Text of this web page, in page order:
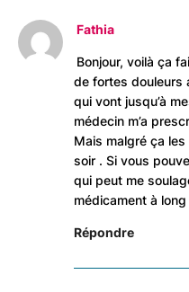
Fathia
Bonjour, voilà ça
de fortes douleurs
qui vont jusqu’à
médecin m’a
Mais malgré ça
soir . Si vous
qui peut me
médicament à
Répondre